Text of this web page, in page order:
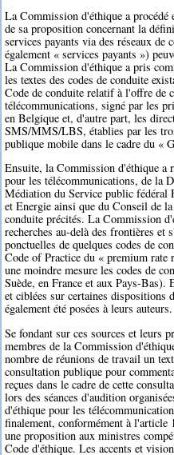
La Commission d'éthique a
de sa proposition concernant la
services payants via des réseaux de
également « services payants »)
La Commission d'éthique a pris
les textes des codes de conduite
Code de conduite relatif à l'offre de
télécommunications, signé par les
en Belgique et, d'autre part, les
SMS/MMS/LBS, établies par les
publique mobile dans le cadre du «
Ensuite, la Commission d'éthique a
pour les télécommunications, de la
Médiation du Service public fédéral
et Energie ainsi que du Conseil de
conduite précités. La Commission
recherches au-delà des frontières et
ponctuelles de quelques codes de
Code of Practice du « premium rate
une moindre mesure les codes de
Suède, en France et aux Pays-
et ciblées sur certaines dispositions
également été posées à leurs auteurs.
Se fondant sur ces sources et leurs
membres de la Commission
nombre de réunions de travail un
consultation publique pour
reçues dans le cadre de cette
lors des séances d'audition
d'éthique pour les
finalement, conformément à l'article
une proposition aux ministres
Code d'éthique. Les accents et